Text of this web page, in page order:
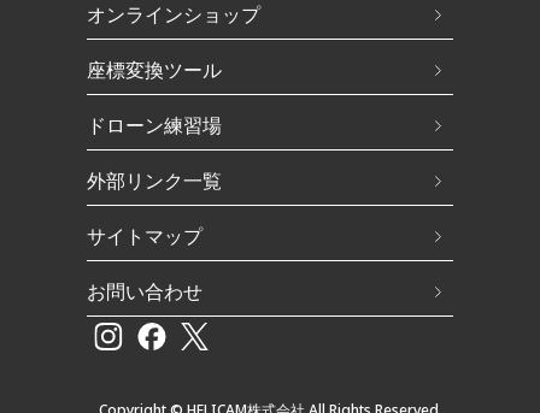
オンラインショップ
座標変換ツール
ドローン練習場
外部リンク一覧
サイトマップ
お問い合わせ